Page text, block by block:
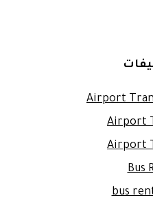
Airport
Airport
Airport
Bus
bus